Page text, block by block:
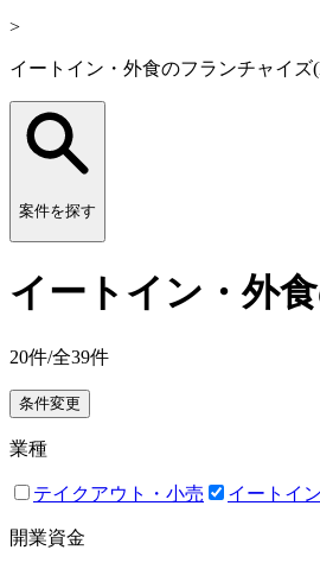
>
イートイン・外食のフランチャイ
案件を探す
イートイン・外
20件/全39件
条件変更
業種
テイクアウト・小売 イートイ
開業資金